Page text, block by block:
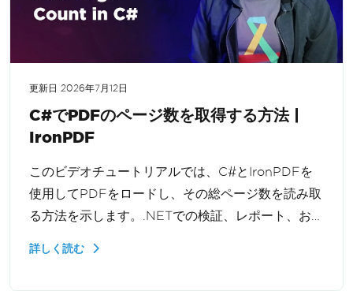
更新日 2026年7月12日
C#でPDFのページ数を取得する方法 |
IronPDF
このビデオチュートリアルでは、C#とIronPDFを
使用してPDFをロードし、その総ページ数を読み取
る方法を示します。.NETでの検証、レポート、およ
詳しく読む